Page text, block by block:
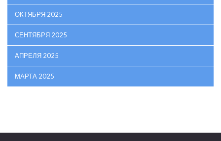
ОКТЯБРЯ 2025
СЕНТЯБРЯ 2025
АПРЕЛЯ 2025
МАРТА 2025